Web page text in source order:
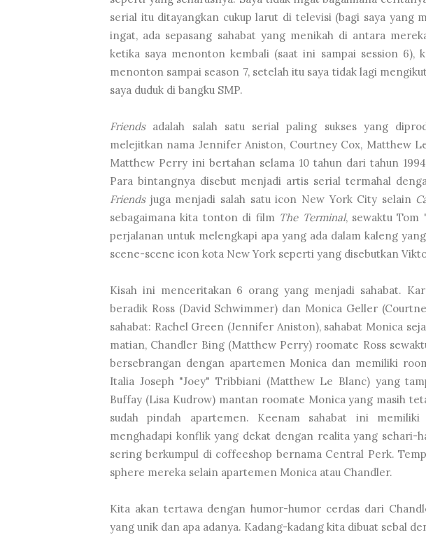
serial itu ditayangkan cukup larut di televisi (bagi saya yang
ingat, ada sepasang sahabat yang menikah di antara
ketika saya menonton kembali (saat ini sampai session 6),
menonton sampai season 7, setelah itu saya tidak lagi
saya duduk di bangku SMP.
Friendsadalah salah satu serial paling sukses yang
melejitkan nama Jennifer Aniston, Courtney Cox, Matthew
Matthew Perry ini bertahan selama 10 tahun dari tahun
Para bintangnya disebut menjadi artis serial termahal
Friendsjuga menjadi salah satu icon New York City selain
sebagaimana kita tonton di film The Terminal, sewaktu Tom
perjalanan untuk melengkapi apa yang ada dalam kaleng
scene-scene icon kota New York seperti yang disebutkan
Kisah ini menceritakan 6 orang yang menjadi sahabat.
beradik Ross (David Schwimmer) dan Monica Geller
sahabat: Rachel Green (Jennifer Aniston), sahabat Monica
matian, Chandler Bing (Matthew Perry) roomate Ross
bersebrangan dengan apartemen Monica dan memiliki
Italia Joseph "Joey" Tribbiani (Matthew Le Blanc) yang
Buffay (Lisa Kudrow) mantan roomate Monica yang masih
sudah pindah apartemen. Keenam sahabat ini
menghadapi konflik yang dekat dengan realita yang sehari-
sering berkumpul di coffeeshop bernama Central Perk.
sphere mereka selain apartemen Monica atau Chandler.
Kita akan tertawa dengan humor-humor cerdas dari
yang unik dan apa adanya. Kadang-kadang kita dibuat sebal